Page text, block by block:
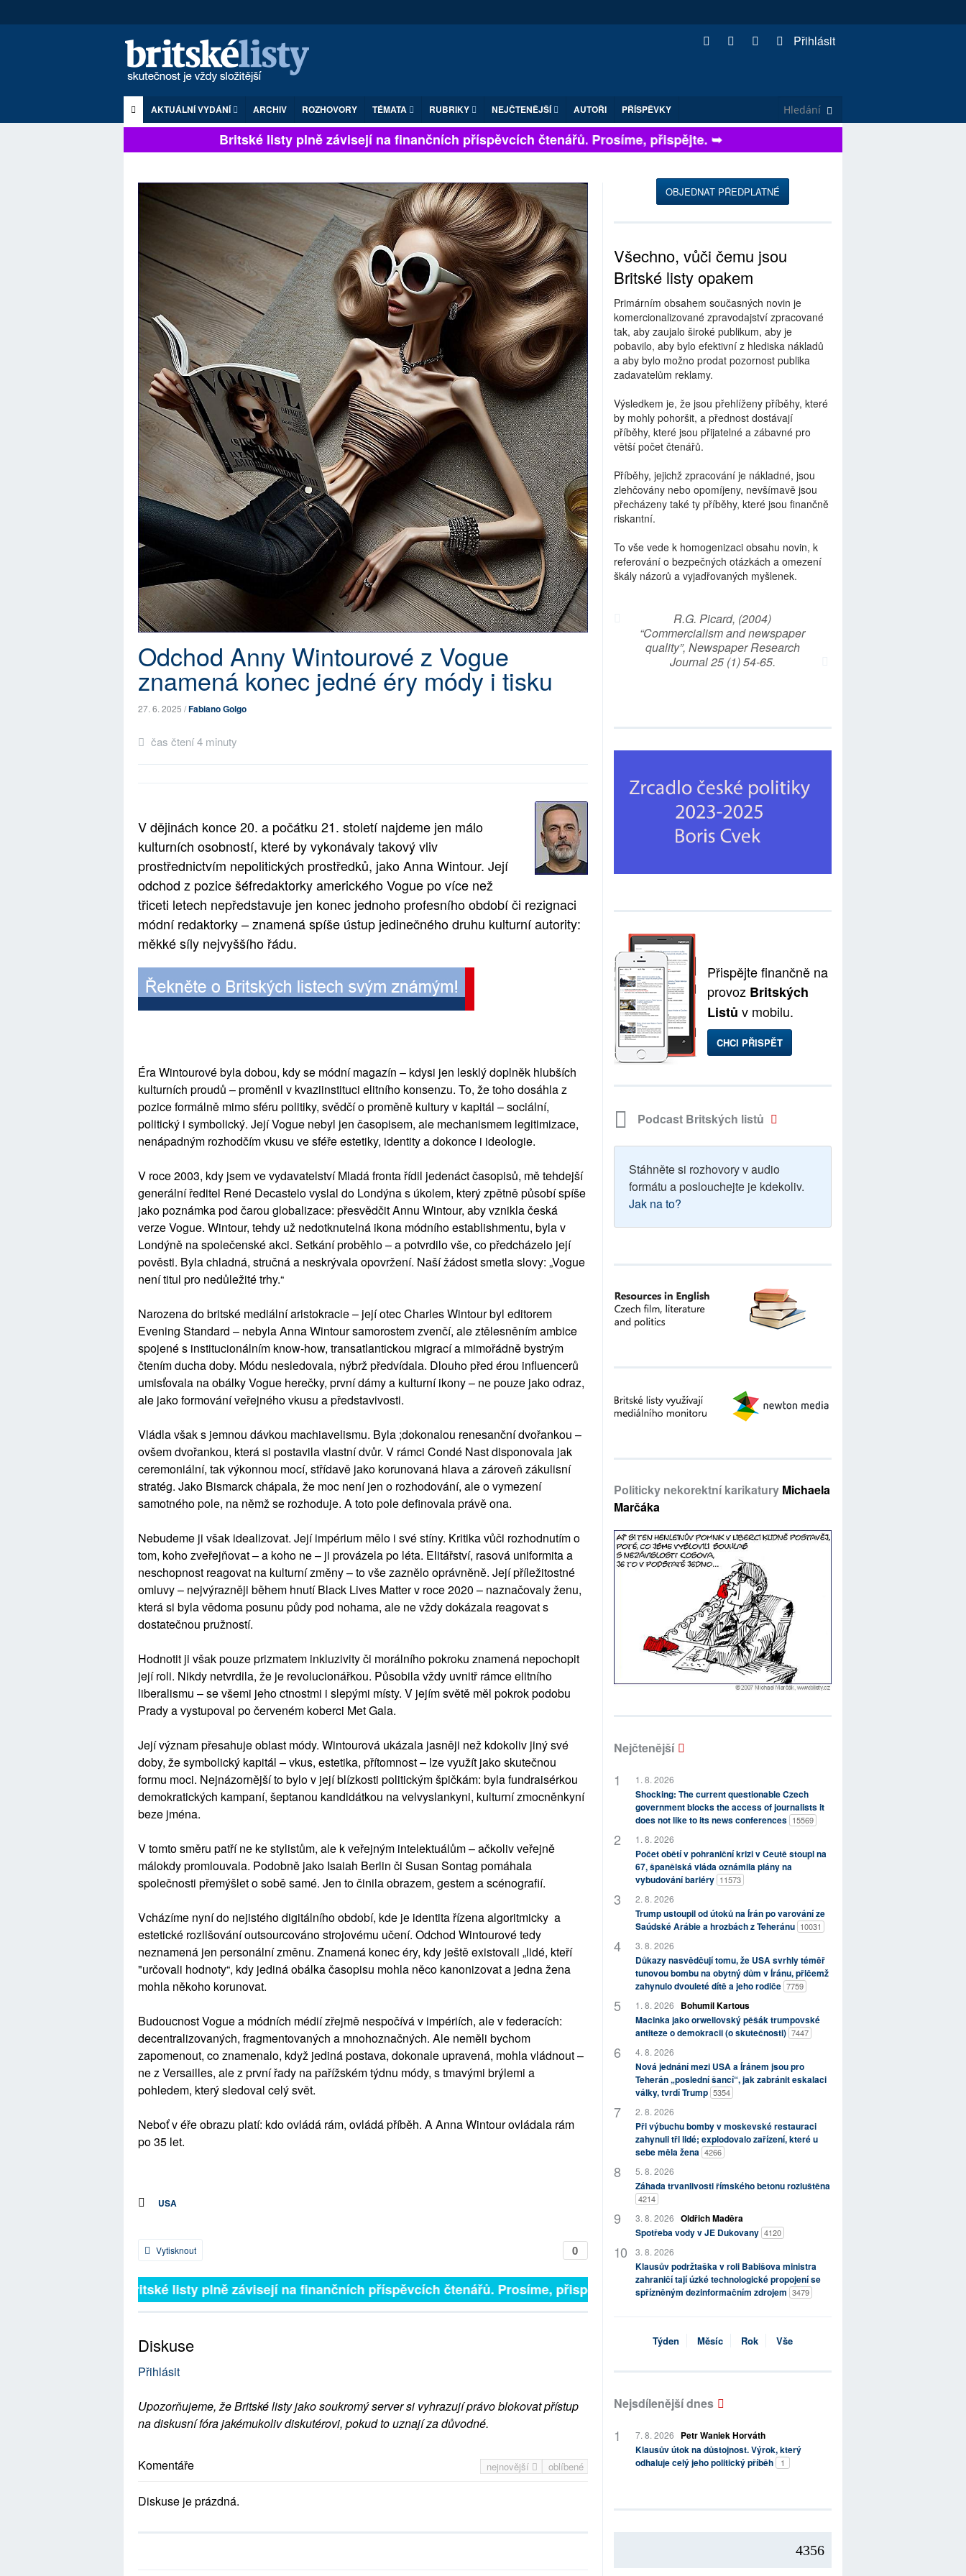
Přihlásit
AKTUÁLNÍ VYDÁNÍ ARCHIV ROZHOVORY TÉMATA RUBRIKY NEJČTENĚJŠÍ AUTOŘI PŘÍSPĚVKY
Britské listy plně závisejí na finančních příspěvcích čtenářů. Prosíme, přispějte. ➥
Odchod Anny Wintourové z Vogue
znamená konec jedné éry módy i tisku
27. 6. 2025 /Fabiano Golgo
čas čtení 4 minuty
V dějinách konce 20. a počátku 21. století najdeme jen málo
kulturních osobností, které by vykonávaly takový vliv
prostřednictvím nepolitických prostředků, jako Anna Wintour. Její
odchod z pozice šéfredaktorky amerického Vogue po více než
třiceti letech nepředstavuje jen konec jednoho profesního období či rezignaci
módní redaktorky – znamená spíše ústup jedinečného druhu kulturní autority:
měkké síly nejvyššího řádu.
Éra Wintourové byla dobou, kdy se módní magazín – kdysi jen lesklý doplněk hlubších
kulturních proudů – proměnil v kvaziinstituci elitního konsenzu. To, že toho dosáhla z
pozice formálně mimo sféru politiky, svědčí o proměně kultury v kapitál – sociální,
politický i symbolický. Její Vogue nebyl jen časopisem, ale mechanismem legitimizace,
nenápadným rozhodčím vkusu ve sféře estetiky, identity a dokonce i ideologie.
V roce 2003, kdy jsem ve vydavatelství Mladá fronta řídil jedenáct časopisů, mě tehdejší
generální ředitel René Decastelo vyslal do Londýna s úkolem, který zpětně působí spíše
jako poznámka pod čarou globalizace: přesvědčit Annu Wintour, aby vznikla česká
verze Vogue. Wintour, tehdy už nedotknutelná ikona módního establishmentu, byla v
Londýně na společenské akci. Setkání proběhlo – a potvrdilo vše, co předcházelo její
pověsti. Byla chladná, stručná a neskrývala opovržení. Naší žádost smetla slovy: „Vogue
není titul pro nedůležité trhy.“
Narozena do britské mediální aristokracie – její otec Charles Wintour byl editorem
Evening Standard – nebyla Anna Wintour samorostem zvenčí, ale ztělesněním ambice
spojené s institucionálním know-how, transatlantickou migrací a mimořádně bystrým
čtením ducha doby. Módu nesledovala, nýbrž předvídala. Dlouho před érou influencerů
umisťovala na obálky Vogue herečky, první dámy a kulturní ikony – ne pouze jako odraz,
ale jako formování veřejného vkusu a představivosti.
Vládla však s jemnou dávkou machiavelismu. Byla ;dokonalou renesanční dvořankou –
ovšem dvořankou, která si postavila vlastní dvůr. V rámci Condé Nast disponovala jak
ceremoniální, tak výkonnou mocí, střídavě jako korunovaná hlava a zároveň zákulisní
stratég. Jako Bismarck chápala, že moc není jen o rozhodování, ale o vymezení
samotného pole, na němž se rozhoduje. A toto pole definovala právě ona.
Nebudeme ji však idealizovat. Její impérium mělo i své stíny. Kritika vůči rozhodnutím o
tom, koho zveřejňovat – a koho ne – ji provázela po léta. Elitářství, rasová uniformita a
neschopnost reagovat na kulturní změny – to vše zaznělo oprávněně. Její příležitostné
omluvy – nejvýrazněji během hnutí Black Lives Matter v roce 2020 – naznačovaly ženu,
která si byla vědoma posunu půdy pod nohama, ale ne vždy dokázala reagovat s
dostatečnou pružností.
Hodnotit ji však pouze prizmatem inkluzivity či morálního pokroku znamená nepochopit
její roli. Nikdy netvrdila, že je revolucionářkou. Působila vždy uvnitř rámce elitního
liberalismu – se všemi jeho ctnostmi i slepými místy. V jejím světě měl pokrok podobu
Prady a vystupoval po červeném koberci Met Gala.
Její význam přesahuje oblast módy. Wintourová ukázala jasněji než kdokoliv jiný své
doby, že symbolický kapitál – vkus, estetika, přítomnost – lze využít jako skutečnou
formu moci. Nejnázornější to bylo v její blízkosti politickým špičkám: byla fundraisérkou
demokratických kampaní, šeptanou kandidátkou na velvyslankyni, kulturní zmocněnkyní
beze jména.
V tomto směru patří ne ke stylistům, ale k veřejným intelektuálům – ačkoliv veřejně
málokdy promlouvala. Podobně jako Isaiah Berlin či Susan Sontag pomáhala
společnosti přemýšlet o sobě samé. Jen to činila obrazem, gestem a scénografií.
Vcházíme nyní do nejistého digitálního období, kde je identita řízena algoritmicky a
estetické rozlišování outsourcováno strojovému učení. Odchod Wintourové tedy
neznamená jen personální změnu. Znamená konec éry, kdy ještě existovali „lidé, kteří
"určovali hodnoty“, kdy jediná obálka časopisu mohla něco kanonizovat a jedna žena
mohla někoho korunovat.
Budoucnost Vogue a módních médií zřejmě nespočívá v impériích, ale v federacích:
decentralizovaných, fragmentovaných a mnohoznačných. Ale neměli bychom
zapomenout, co znamenalo, když jediná postava, dokonale upravená, mohla vládnout –
ne z Versailles, ale z první řady na pařížském týdnu módy, s tmavými brýlemi a
pohledem, který sledoval celý svět.
Neboť v éře obrazu platí: kdo ovládá rám, ovládá příběh. A Anna Wintour ovládala rám
po 35 let.
USA
0
Vytisknout
Britské listy plně závisejí na finančních příspěvcích čtenářů. Prosíme, přispějte. ➥
Diskuse
Přihlásit
Upozorňujeme, že Britské listy jako soukromý server si vyhrazují právo blokovat přístup
na diskusní fóra jakémukoliv diskutérovi, pokud to uznají za důvodné.
nejnovější oblíbené
Komentáře
Diskuse je prázdná.
OBJEDNAT PŘEDPLATNÉ
Všechno, vůči čemu jsou
Britské listy opakem
Primárním obsahem současných novin je
komercionalizované zpravodajství zpracované
tak, aby zaujalo široké publikum, aby je
pobavilo, aby bylo efektivní z hlediska nákladů
a aby bylo možno prodat pozornost publika
zadavatelům reklamy.
Výsledkem je, že jsou přehlíženy příběhy, které
by mohly pohoršit, a přednost dostávají
příběhy, které jsou přijatelné a zábavné pro
větší počet čtenářů.
Příběhy, jejichž zpracování je nákladné, jsou
zlehčovány nebo opomíjeny, nevšímavě jsou
přecházeny také ty příběhy, které jsou finančně
riskantní.
To vše vede k homogenizaci obsahu novin, k
referování o bezpečných otázkách a omezení
škály názorů a vyjadřovaných myšlenek.
R.G. Picard, (2004)
“Commercialism and newspaper
quality”, Newspaper Research
Journal 25 (1) 54-65.
Přispějte finančně na
provoz Britských
Listů v mobilu.
CHCI PŘISPĚT
Podcast Britských listů
Stáhněte si rozhovory v audio
formátu a poslouchejte je kdekoliv.
Jak na to?
Politicky nekorektní karikatury Michaela
Marčáka
Nejčtenější
1. 8. 2026
Shocking: The current questionable Czech
government blocks the access of journalists it
does not like to its news conferences 15569
1. 8. 2026
Počet obětí v pohraniční krizi v Ceutě stoupl na
67, španělská vláda oznámila plány na
vybudování bariéry 11573
2. 8. 2026
Trump ustoupil od útoků na Írán po varování ze
Saúdské Arábie a hrozbách z Teheránu 10031
3. 8. 2026
Důkazy nasvědčují tomu, že USA svrhly téměř
tunovou bombu na obytný dům v Íránu, přičemž
zahynulo dvouleté dítě a jeho rodiče 7759
1. 8. 2026
Bohumil Kartous
Macinka jako orwellovský pěšák trumpovské
antiteze o demokracii (o skutečnosti) 7447
4. 8. 2026
Nová jednání mezi USA a Íránem jsou pro
Teherán „poslední šancí“, jak zabránit eskalaci
války, tvrdí Trump 5354
2. 8. 2026
Při výbuchu bomby v moskevské restauraci
zahynuli tři lidé; explodovalo zařízení, které u
sebe měla žena 4266
5. 8. 2026
Záhada trvanlivosti římského betonu rozluštěna
4214
3. 8. 2026 Oldřich Maděra
Spotřeba vody v JE Dukovany 4120
3. 8. 2026
Klausův podržtaška v roli Babišova ministra
zahraničí tají úzké technologické propojení se
spřízněným dezinformačním zdrojem 3479
Týden Měsíc Rok Vše
Nejsdílenější dnes
7. 8. 2026
Petr Waniek Horváth
Klausův útok na důstojnost. Výrok, který
odhaluje celý jeho politický příběh
1
4356